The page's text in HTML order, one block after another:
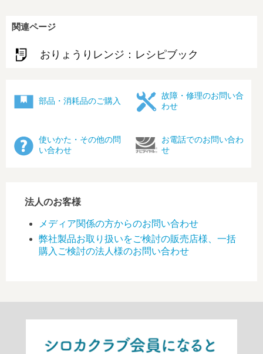
関連ページ
おりょうりレンジ：レシピブック
部品・消耗品のご購入
故障・修理のお問い合
わせ
使いかた・その他の問
い合わせ
お電話でのお問い合わ
せ
法人のお客様
メディア関係の方からのお問い合わせ
弊社製品お取り扱いをご検討の販売店様、一括
購入ご検討の法人様のお問い合わせ